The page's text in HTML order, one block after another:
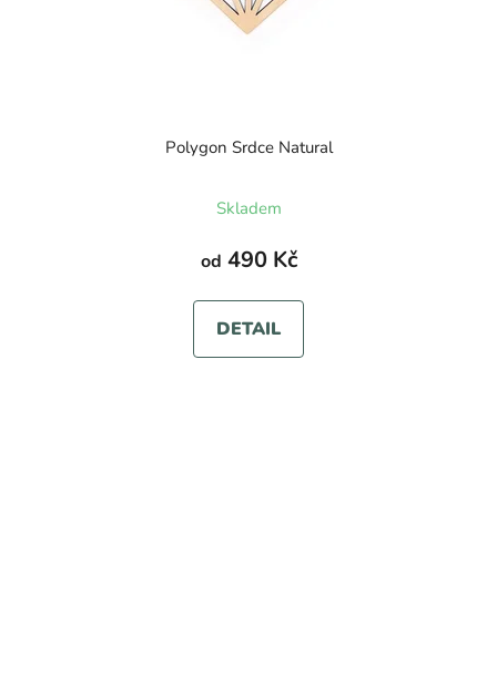
Polygon Srdce Natural
Skladem
od 490 Kč
DETAIL